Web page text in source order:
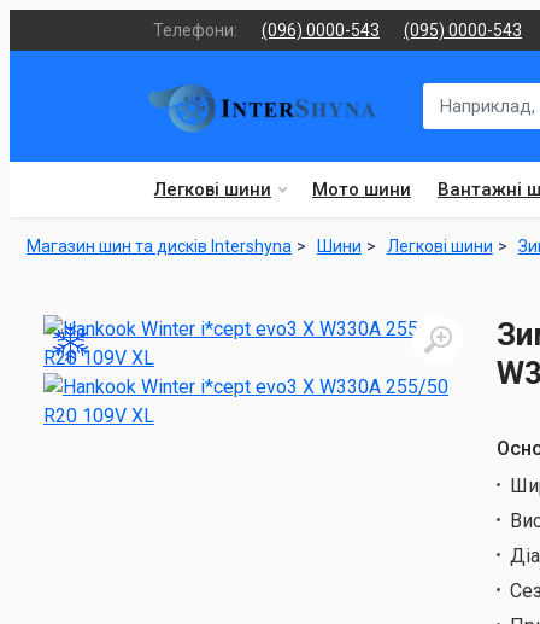
Телефони: (096) 0000-543 (095) 0000-543
Легкові шини Мото шини Вантажні
Магазин шин та дисків Intershyna Шини Легкові шини